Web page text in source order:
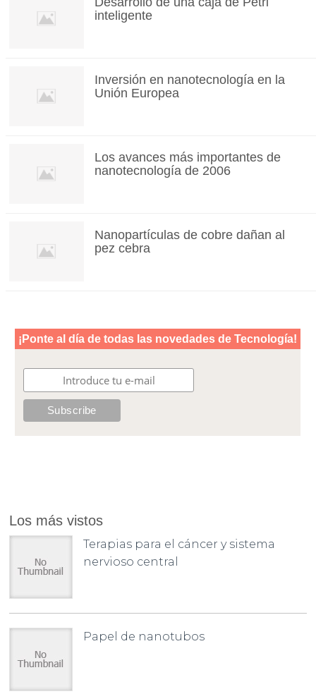
inteligente
Inversión en nanotecnología en la
Unión Europea
Los avances más importantes de
nanotecnología de 2006
Nanopartículas de cobre dañan al
pez cebra
Los más vistos
Terapias para el cáncer y sistema
nervioso central
Papel de nanotubos